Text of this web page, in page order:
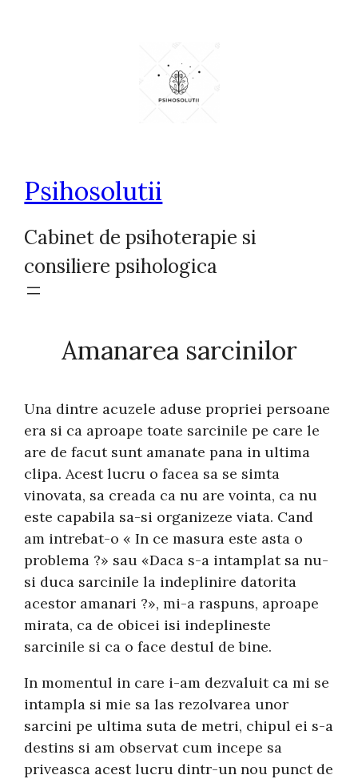
Psihosolutii
Cabinet de psihoterapie si
consiliere psihologica
Amanarea sarcinilor
Una dintre acuzele aduse propriei persoane
era si ca aproape toate sarcinile pe care le
are de facut sunt amanate pana in ultima
clipa. Acest lucru o facea sa se simta
vinovata, sa creada ca nu are vointa, ca nu
este capabila sa-si organizeze viata. Cand
am intrebat-o « In ce masura este asta o
problema ?» sau «Daca s-a intamplat sa nu-
si duca sarcinile la indeplinire datorita
acestor amanari ?», mi-a raspuns, aproape
mirata, ca de obicei isi indeplineste
sarcinile si ca o face destul de bine.
In momentul in care i-am dezvaluit ca mi se
intampla si mie sa las rezolvarea unor
sarcini pe ultima suta de metri, chipul ei s-a
destins si am observat cum incepe sa
priveasca acest lucru dintr-un nou punct de